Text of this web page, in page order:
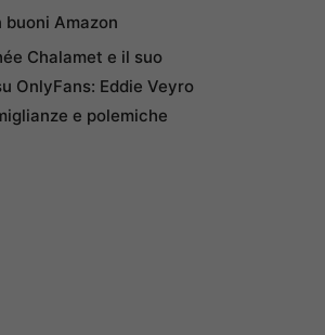
buoni Amazon
Chalamet e il suo
OnlyFans: Eddie Veyro
e polemiche